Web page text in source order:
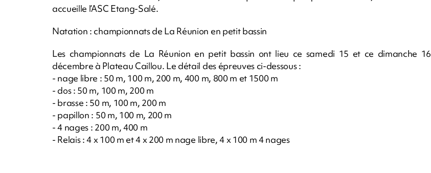
accueille l’ASC Etang-Salé.
Natation : championnats de La Réunion en petit bassin
Les championnats de La Réunion en petit bassin ont lieu ce samedi 15 et ce dimanche 16
décembre à Plateau Caillou. Le détail des épreuves ci-dessous :
- nage libre : 50 m, 100 m, 200 m, 400 m, 800 m et 1500 m
- dos : 50 m, 100 m, 200 m
- brasse : 50 m, 100 m, 200 m
- papillon : 50 m, 100 m, 200 m
- 4 nages : 200 m, 400 m
- Relais : 4 x 100 m et 4 x 200 m nage libre, 4 x 100 m 4 nages